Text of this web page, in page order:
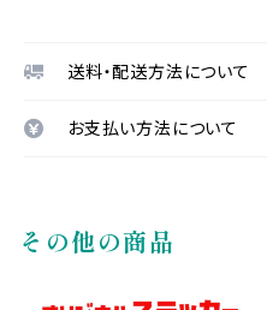
送料・配送方法について
お支払い方法について
その他の商品